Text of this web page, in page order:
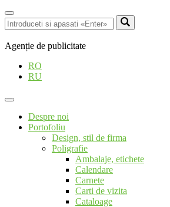
Agenție de publicitate
RO
RU
Despre noi
Portofoliu
Design, stil de firma
Poligrafie
Ambalaje, etichete
Calendare
Carnete
Carti de vizita
Cataloage